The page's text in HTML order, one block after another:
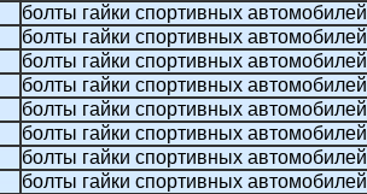
болты гайки спортивных автомобилей
болты гайки спортивных автомобилей
болты гайки спортивных автомобилей
болты гайки спортивных автомобилей
болты гайки спортивных автомобилей
болты гайки спортивных автомобилей
болты гайки спортивных автомобилей
болты гайки спортивных автомобилей